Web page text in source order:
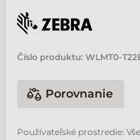
Číslo produktu: WLMT0-
Porovnanie
Používateľské prostredie: